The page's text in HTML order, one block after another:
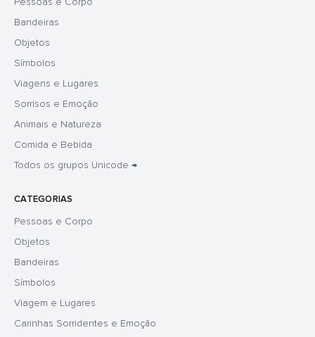
Bandeiras
Objetos
Símbolos
Viagens e Lugares
Sorrisos e Emoção
Animais e Natureza
Comida e Bebida
Todos os grupos Unicode →
CATEGORIAS
Pessoas e Corpo
Objetos
Bandeiras
Símbolos
Viagem e Lugares
Carinhas Sorridentes e Emoção